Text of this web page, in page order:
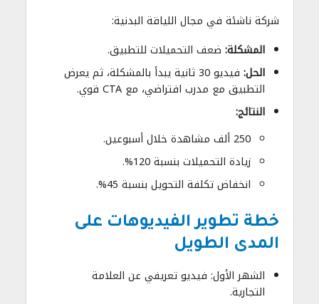
شركة ناشئة في مجال اللياقة البدنية:
المشكلة: ضعف التحميلات للتطبيق.
الحل:
فيديو 30 ثانية يبدأ بالمشكلة، ثم يعرض
التطبيق مع مدرب افتراضي، مع CTA قوي.
النتائج:
250 ألف مشاهدة خلال أسبوعين.
زيادة التحميلات بنسبة 120%.
انخفاض تكلفة التحويل بنسبة 45%.
خطة تطوير الفيديوهات على
المدى الطويل
الشهر الأول: فيديو تعريفي عن العلامة
التجارية.